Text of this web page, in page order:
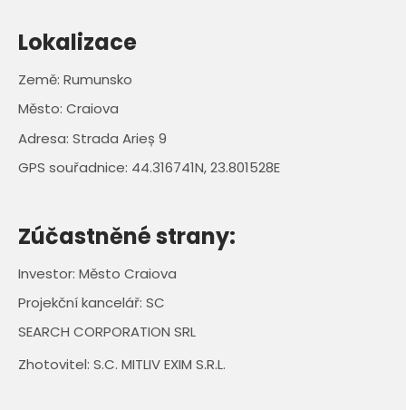
Lokalizace
Země: Rumunsko
Město: Craiova
Adresa: Strada Arieș 9
GPS souřadnice: 44.316741N, 23.801528E
Zúčastněné strany:
Investor: Město Craiova
Projekční kancelář: SC
SEARCH CORPORATION SRL
Zhotovitel: S.C. MITLIV EXIM S.R.L.